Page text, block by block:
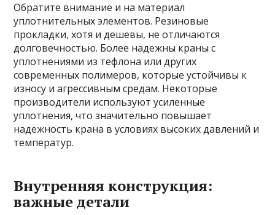
Обратите внимание и на материал
уплотнительных элементов. Резиновые
прокладки, хотя и дешевы, не отличаются
долговечностью. Более надежны краны с
уплотнениями из тефлона или других
современных полимеров, которые устойчивы к
износу и агрессивным средам. Некоторые
производители используют усиленные
уплотнения, что значительно повышает
надежность крана в условиях высоких давлений и
температур.
Внутренняя конструкция:
важные детали